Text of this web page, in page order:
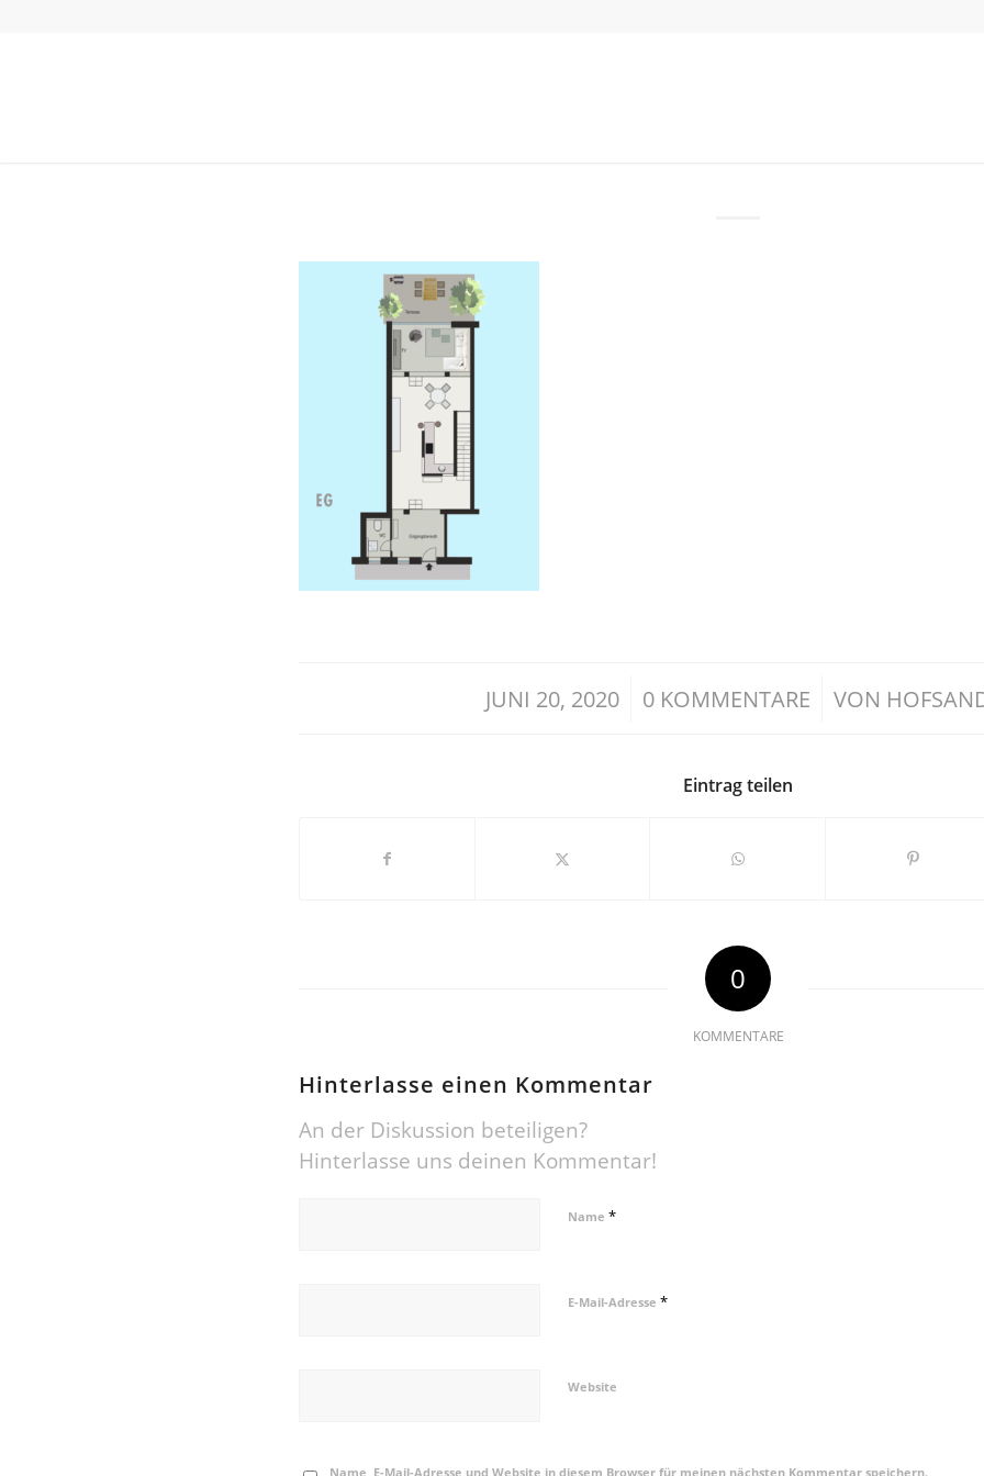
JUNI 20, 2020
/ 0 KOMMENTARE
/ VON
Eintrag teilen
0
KOMMENTARE
Hinterlasse einen Kommentar
An der Diskussion beteiligen?
Hinterlasse uns deinen Kommentar!
Name *
E-Mail-Adresse *
Website
Name, E-Mail-Adresse und Website in diesem Browser für meinen nächsten Kommentar speichern.